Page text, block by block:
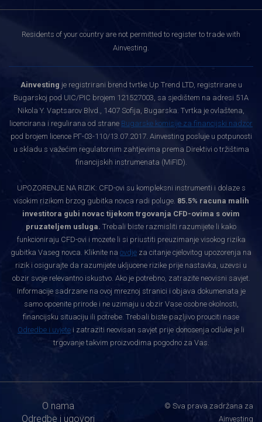
Residents of your country are not permitted to register to trade with
Ainvesting.
Ainvesting je registrirani brend tvrtke Up Trend LTD, registrirane u
Bugarskoj pod UIC/PIC brojem 121527003, sa sjedištem na adresi 51A
Nikola Y. Vaptsarov Blvd., 1407 Sofija, Bugarska. Tvrtka je ovlaštena,
licencirana i regulirana od strane Bugarske komisije za financijski nadzor
pod brojem licence РГ-03-110/13.07.2017. Ainvesting posluje u potpunosti
u skladu s važećim regulatornim zahtjevima prema Direktivi o tržištima
financijskih instrumenata (MiFID).
UPOZORENJE NA RIZIK: CFD-ovi su kompleksni instrumenti i dolaze s
visokim rizikom brzog gubitka novca radi poluge. 85.5% racuna malih
investitora gubi novac tijekom trgovanja CFD-ovima s ovim
pruzateljem usluga. Trebali biste razmisliti razumijete li kako
funkcioniraju CFD-ovi i mozete li si priustiti preuzimanje visokog rizika
gubitka Vaseg novca. Kliknite na ovdje za citanje cjelovitog upozorenja na
rizik i osigurajte da razumijete ukljucene rizike prije nastavka, uzevsi u
obzir svoje relevantno iskustvo. Ako je potrebno, zatrazite neovisni savjet.
Informacije sadrzane na ovoj mreznoj stranici i objava dokumenata je
samo opcenite prirode i ne uzimaju u obzir Vase osobne okolnosti,
financijsku situaciju ili potrebe. Trebali biste pazljivo prouciti nase
Odredbe i uvjete i zatraziti neovisan savjet prije donosenja odluke je li
trgovanje takvim proizvodima pogodno za Vas.
O nama
Odredbe i ugovori
© Sva prava zadržana za
Ainvesting